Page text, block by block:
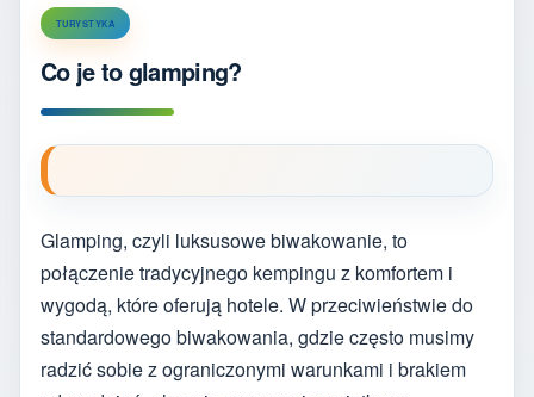
TURYSTYKA
Co je to glamping?
Glamping, czyli luksusowe biwakowanie, to
połączenie tradycyjnego kempingu z komfortem i
wygodą, które oferują hotele. W przeciwieństwie do
standardowego biwakowania, gdzie często musimy
radzić sobie z ograniczonymi warunkami i brakiem